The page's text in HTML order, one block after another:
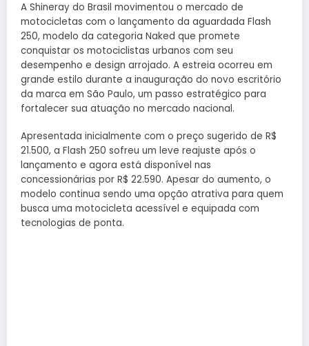
A Shineray do Brasil movimentou o mercado de
motocicletas com o lançamento da aguardada Flash
250, modelo da categoria Naked que promete
conquistar os motociclistas urbanos com seu
desempenho e design arrojado. A estreia ocorreu em
grande estilo durante a inauguração do novo escritório
da marca em São Paulo, um passo estratégico para
fortalecer sua atuação no mercado nacional.
Apresentada inicialmente com o preço sugerido de R$
21.500, a Flash 250 sofreu um leve reajuste após o
lançamento e agora está disponível nas
concessionárias por R$ 22.590. Apesar do aumento, o
modelo continua sendo uma opção atrativa para quem
busca uma motocicleta acessível e equipada com
tecnologias de ponta.